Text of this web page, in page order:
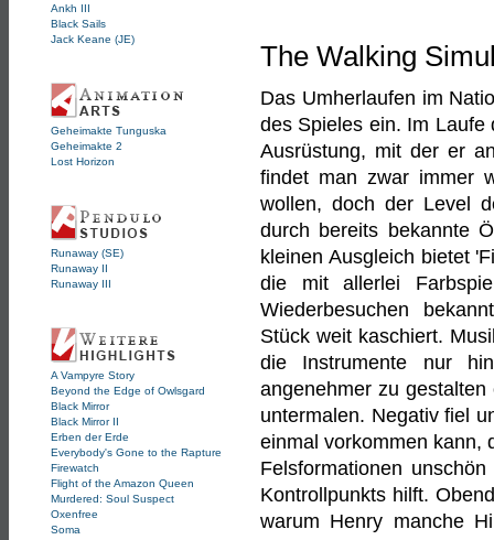
Ankh III
Black Sails
Jack Keane (JE)
Geheimakte Tunguska
Geheimakte 2
Lost Horizon
Runaway (SE)
Runaway II
Runaway III
A Vampyre Story
Beyond the Edge of Owlsgard
Black Mirror
Black Mirror II
Erben der Erde
Everybody's Gone to the Rapture
Firewatch
Flight of the Amazon Queen
Murdered: Soul Suspect
Oxenfree
Soma
The Walking
Das Umherlaufen im
des Spieles ein. Im
Ausrüstung, mit der er
findet man zwar immer
wollen, doch der Level
durch bereits bekannte
kleinen Ausgleich bietet
die mit allerlei
Wiederbesuchen
Stück weit kaschiert.
die Instrumente nur
angenehmer zu
untermalen. Negativ fiel
einmal vorkommen kann,
Felsformationen
Kontrollpunkts hilft.
warum Henry manche